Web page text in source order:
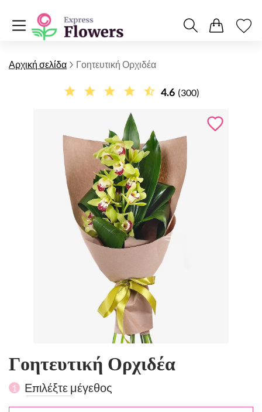
Αρχική σελίδα Γοητευτική Ορχιδέα
4.6 (300)
Γοητευτική Ορχιδέα
1 Επιλέξτε μέγεθος